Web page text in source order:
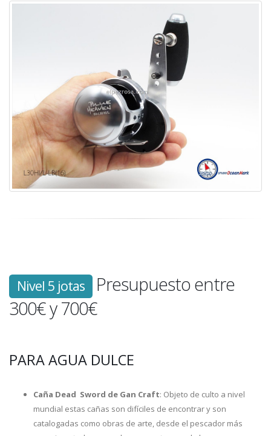
Nivel 5 jotas Presupuesto entre
300€ y 700€
PARA AGUA DULCE
Caña Dead Sword de Gan Craft: Objeto de culto a nivel
mundial estas cañas son difíciles de encontrar y son
catalogadas como obras de arte, desde el pescador más